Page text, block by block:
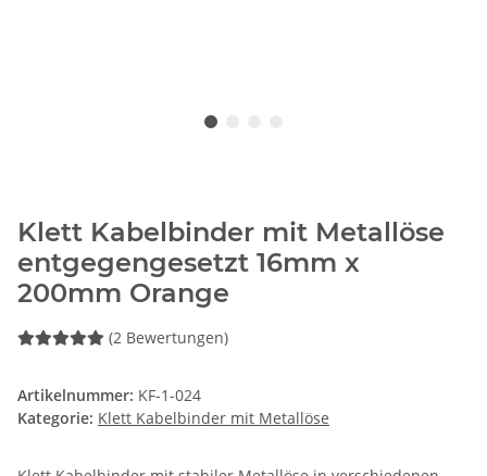
Klett Kabelbinder mit Metallöse
entgegengesetzt 16mm x
200mm Orange
(2 Bewertungen)
Artikelnummer: KF-1-024
Kategorie: Klett Kabelbinder mit Metallöse